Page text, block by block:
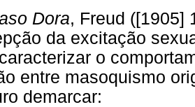
Dora, Freud ([1905]
da excitação
o
entre masoquismo
demarcar: